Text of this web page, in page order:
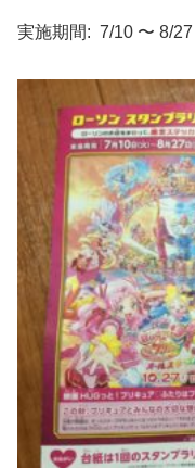
実施期間: 7/10 〜 8/